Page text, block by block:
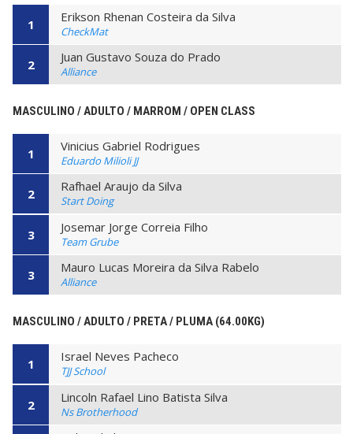
1 Erikson Rhenan Costeira da Silva
CheckMat
2 Juan Gustavo Souza do Prado
Alliance
MASCULINO / ADULTO / MARROM / OPEN CLASS
1 Vinicius Gabriel Rodrigues
Eduardo Milioli JJ
2 Rafhael Araujo da Silva
Start Doing
3 Josemar Jorge Correia Filho
Team Grube
3 Mauro Lucas Moreira da Silva Rabelo
Alliance
MASCULINO / ADULTO / PRETA / PLUMA (64.00KG)
1 Israel Neves Pacheco
TJJ School
2 Lincoln Rafael Lino Batista Silva
Ns Brotherhood